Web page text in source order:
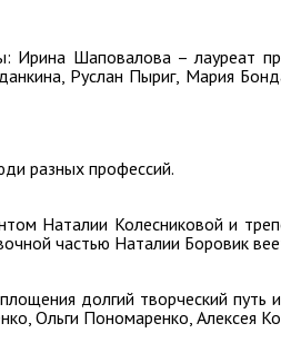
Шаповалова – лауреат
Руслан Пыриг, Мария
разных профессий.
Наталии Колесниковой и
частью Наталии Боровик
долгий творческий
Ольги Пономаренко, Алексея